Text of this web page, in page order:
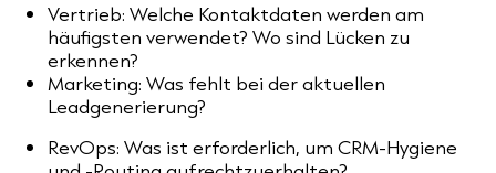
Vertrieb: Welche Kontaktdaten werden am
häufigsten verwendet? Wo sind Lücken zu
erkennen?
Marketing: Was fehlt bei der aktuellen
Leadgenerierung?
RevOps: Was ist erforderlich, um CRM-Hygiene